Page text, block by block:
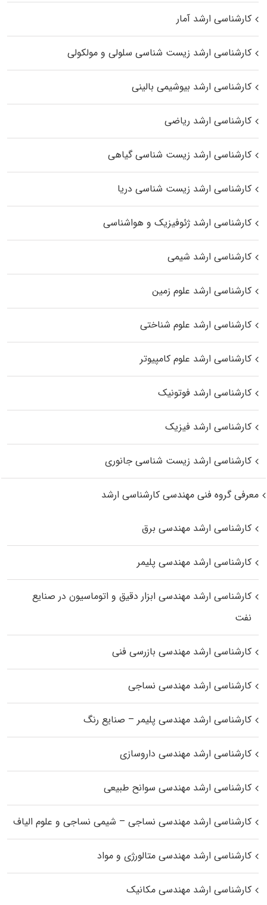
کارشناسی ارشد آمار
کارشناسی ارشد زیست شناسی سلولی و مولکولی
کارشناسی ارشد بیوشیمی بالینی
کارشناسی ارشد ریاضی
کارشناسی ارشد زیست‌ شناسی گیاهی
کارشناسی ارشد زیست‌ شناسی دریا
کارشناسی ارشد ژئوفیزیک و هواشناسی
کارشناسی ارشد شیمی
کارشناسی ارشد علوم زمین
کارشناسی ارشد علوم شناختی
کارشناسی ارشد علوم کامپیوتر
کارشناسی ارشد فوتونیک
کارشناسی ارشد فیزیک
کارشناسی ارشد زیست‌ شناسی جانوری
معرفی گروه فنی مهندسی کارشناسی ارشد
کارشناسی ارشد مهندسی برق
کارشناسی ارشد مهندسی پلیمر
کارشناسی ارشد مهندسی ابزار دقیق و اتوماسیون در صنایع
نفت
کارشناسی ارشد مهندسی بازرسی فنی
کارشناسی ارشد مهندسی نساجی
کارشناسی ارشد مهندسی پلیمر – صنایع رنگ
کارشناسی ارشد مهندسی داروسازی
کارشناسی ارشد مهندسی سوانح طبیعی
کارشناسی ارشد مهندسی نساجی – شیمی نساجی و علوم الیاف
کارشناسی ارشد مهندسی متالورژی و مواد
کارشناسی ارشد مهندسی مکانیک